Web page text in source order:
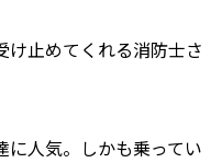
止めてくれる消防士さ
人気。しかも乗ってい